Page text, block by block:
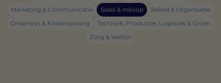
Marketing & Communicatie
Sales & Inkoop
Beleid & Organisatie
Onderwijs & Kinderopvang
Techniek, Productie, Logistiek & Groen
Zorg & Welzijn